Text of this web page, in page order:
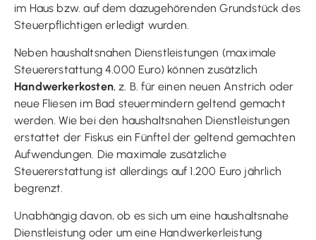
im Haus bzw. auf dem dazugehörenden Grundstück des
Steuerpflichtigen erledigt wurden.
Neben haushaltsnahen Dienstleistungen (maximale
Steuererstattung 4.000 Euro) können zusätzlich
Handwerkerkosten, z. B. für einen neuen Anstrich oder
neue Fliesen im Bad steuermindern geltend gemacht
werden. Wie bei den haushaltsnahen Dienstleistungen
erstattet der Fiskus ein Fünftel der geltend gemachten
Aufwendungen. Die maximale zusätzliche
Steuererstattung ist allerdings auf 1.200 Euro jährlich
begrenzt.
Unabhängig davon, ob es sich um eine haushaltsnahe
Dienstleistung oder um eine Handwerkerleistung